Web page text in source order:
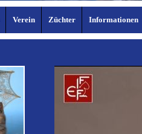
Verein Züchter Informationen